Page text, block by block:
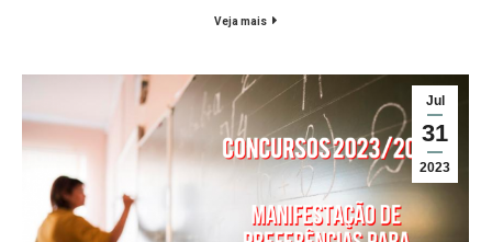
Veja mais
Jul
31
2023